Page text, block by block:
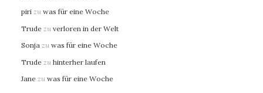
piri zu was für eine Woche
Trude zu verloren in der Welt
Sonja zu was für eine Woche
Trude zu hinterher laufen
Jane zu was für eine Woche